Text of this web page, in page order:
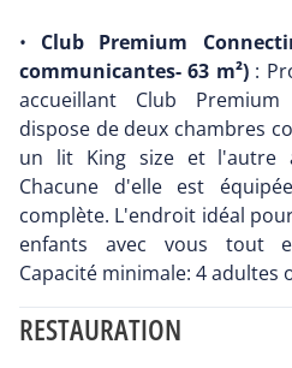
• Club Premium
communicantes- 63 m²):
accueillant Club
dispose de deux chambres
un lit King size et l'autre
Chacune d'elle est
complète. L'endroit idéal
enfants avec vous tout
Capacité minimale: 4 adultes
RESTAURATION